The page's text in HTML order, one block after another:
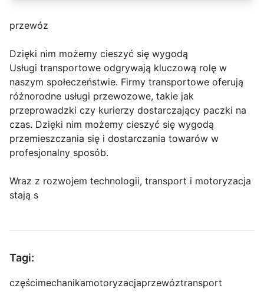
przewóz
Dzięki nim możemy cieszyć się wygodą
Usługi transportowe odgrywają kluczową rolę w
naszym społeczeństwie. Firmy transportowe oferują
różnorodne usługi przewozowe, takie jak
przeprowadzki czy kurierzy dostarczający paczki na
czas. Dzięki nim możemy cieszyć się wygodą
przemieszczania się i dostarczania towarów w
profesjonalny sposób.
Wraz z rozwojem technologii, transport i motoryzacja
stają s
Tagi:
częścimechanikamotoryzacjaprzewóztransport